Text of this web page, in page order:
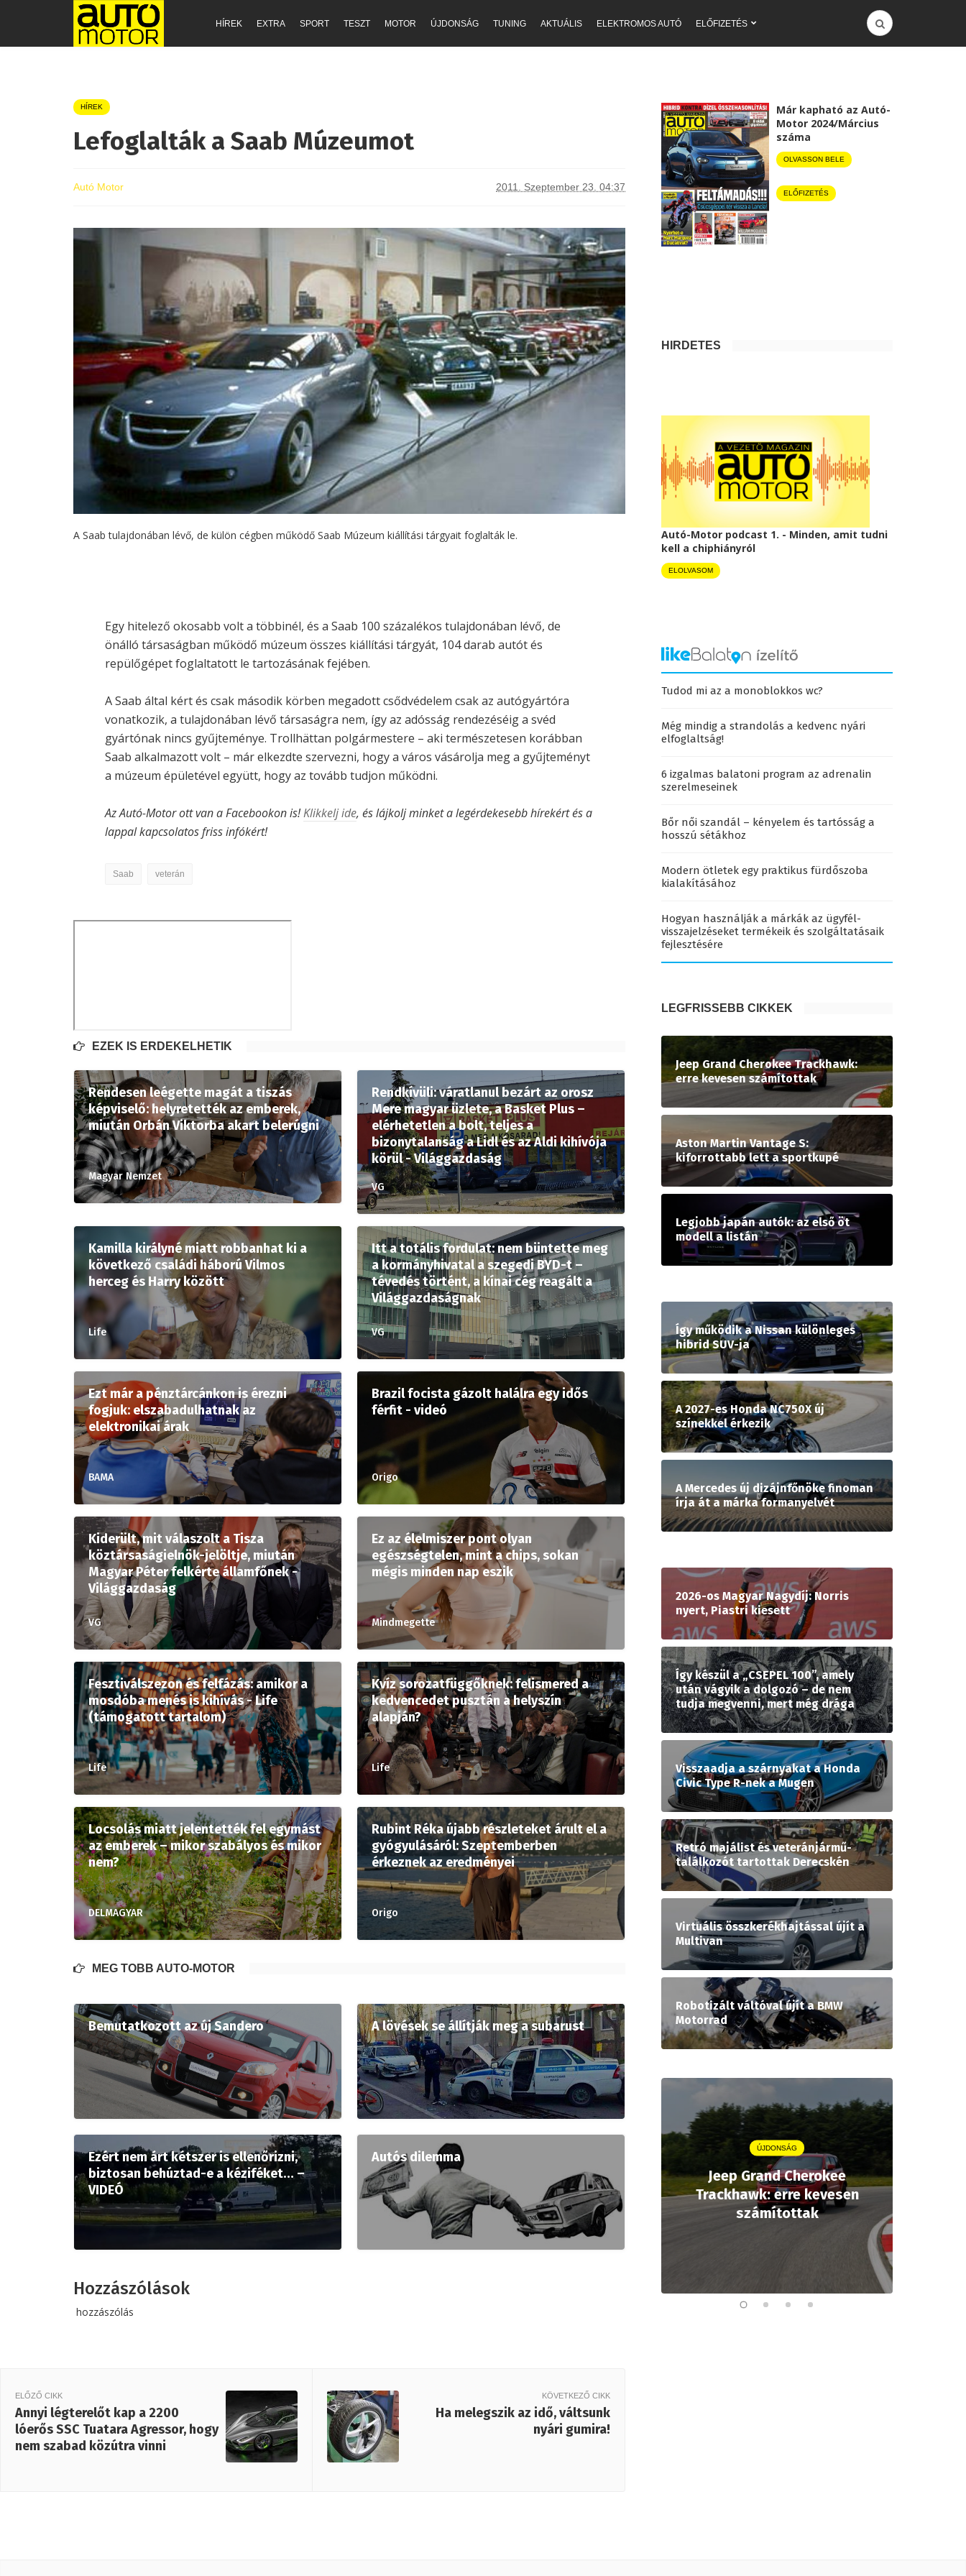
HÍREK EXTRA SPORT TESZT MOTOR ÚJDONSÁG TUNING AKTUÁLIS ELEKTROMOS AUTÓ ELŐFIZETÉS
HÍREK
Lefoglalták a Saab Múzeumot
Autó Motor 2011. Szeptember 23. 04:37
A Saab tulajdonában lévő, de külön cégben működő Saab Múzeum kiállítási tárgyait foglalták le.
Egy hitelező okosabb volt a többinél, és a Saab 100 százalékos tulajdonában lévő, de
önálló társaságban működő múzeum összes kiállítási tárgyát, 104 darab autót és
repülőgépet foglaltatott le tartozásának fejében.
A Saab által kért és csak második körben megadott csődvédelem csak az autógyártóra
vonatkozik, a tulajdonában lévő társaságra nem, így az adósság rendezéséig a svéd
gyártónak nincs gyűjteménye. Trollhättan polgármestere – aki természetesen korábban
Saab alkalmazott volt – már elkezdte szervezni, hogy a város vásárolja meg a gyűjteményt
a múzeum épületével együtt, hogy az tovább tudjon működni.
Az Autó-Motor ott van a Facebookon is!Klikkelj ide, és lájkolj minket a legérdekesebb hírekért és a
lappal kapcsolatos friss infókért!
Saab veterán
EZEK IS ÉRDEKELHETIK
Rendesen leégette magát a tiszás
képviselő: helyretették az emberek,
miután Orbán Viktorba akart belerúgni
Magyar Nemzet
Rendkívüli: váratlanul bezárt az orosz
Mere magyar üzlete, a Basket Plus –
elérhetetlen a bolt, teljes a
bizonytalanság a Lidl és az Aldi kihívója
körül - Világgazdaság
VG
Kamilla királyné miatt robbanhat ki a
következő családi háború Vilmos
herceg és Harry között
Life
Itt a totális fordulat: nem büntette meg
a kormányhivatal a szegedi BYD-t –
tévedés történt, a kínai cég reagált a
Világgazdaságnak
VG
Ezt már a pénztárcánkon is érezni
fogjuk: elszabadulhatnak az
elektronikai árak
BAMA
Brazil focista gázolt halálra egy idős
férfit - videó
Origo
Kiderült, mit válaszolt a Tisza
köztársaságielnök-jelöltje, miután
Magyar Péter felkérte államfőnek -
Világgazdaság
VG
Ez az élelmiszer pont olyan
egészségtelen, mint a chips, sokan
mégis minden nap eszik
Mindmegette
Fesztiválszezon és felfázás: amikor a
mosdóba menés is kihívás - Life
(támogatott tartalom)
Life
Kvíz sorozatfüggőknek: felismered a
kedvencedet pusztán a helyszín
alapján?
Life
Locsolás miatt jelentették fel egymást
az emberek – mikor szabályos és mikor
nem?
DELMAGYAR
Rubint Réka újabb részleteket árult el a
gyógyulásáról: Szeptemberben
érkeznek az eredményei
Origo
MÉG TÖBB AUTÓ-MOTOR
Bemutatkozott az új Sandero A lövések se állítják meg a subarust
Ezért nem árt kétszer is ellenőrizni,
biztosan behúztad-e a kéziféket… –
VIDEÓ
Autós dilemma
Hozzászólások
hozzászólás
ELŐZŐ CIKK
Annyi légterelőt kap a 2200
lóerős SSC Tuatara Agressor, hogy
nem szabad közútra vinni
KÖVETKEZŐ CIKK
Ha melegszik az idő, váltsunk
nyári gumira!
Már kapható az Autó-
Motor 2024/Március
száma
OLVASSON BELE
ELŐFIZETÉS
HIRDETÉS
Autó-Motor podcast 1. - Minden, amit tudni
kell a chiphiányról
ELOLVASOM
Tudod mi az a monoblokkos wc?
Még mindig a strandolás a kedvenc nyári
elfoglaltság!
6 izgalmas balatoni program az adrenalin
szerelmeseinek
Bőr női szandál – kényelem és tartósság a
hosszú sétákhoz
Modern ötletek egy praktikus fürdőszoba
kialakításához
Hogyan használják a márkák az ügyfél-
visszajelzéseket termékeik és szolgáltatásaik
fejlesztésére
LEGFRISSEBB CIKKEK
Jeep Grand Cherokee Trackhawk:
erre kevesen számítottak
Aston Martin Vantage S:
kiforrottabb lett a sportkupé
Legjobb japán autók: az első öt
modell a listán
Így működik a Nissan különleges
hibrid SUV-ja
A 2027-es Honda NC750X új
színekkel érkezik
A Mercedes új dizájnfőnöke finoman
írja át a márka formanyelvét
2026-os Magyar Nagydíj: Norris
nyert, Piastri kiesett
Így készül a „CSEPEL 100”, amely
után vágyik a dolgozó – de nem
tudja megvenni, mert még drága
Visszaadja a szárnyakat a Honda
Civic Type R-nek a Mugen
Retró majálist és veteránjármű-
találkozót tartottak Derecskén
Virtuális összkerékhajtással újít a
Multivan
Robotizált váltóval újít a BMW
Motorrad
ÚJDONSÁG
Jeep Grand Cherokee
Trackhawk: erre kevesen
számítottak